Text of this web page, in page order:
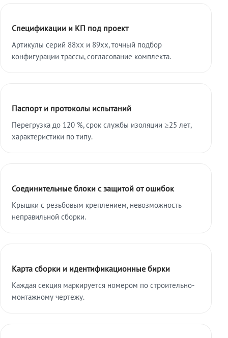
Спецификации и КП под проект
Артикулы серий 88xx и 89xx, точный подбор
конфигурации трассы, согласование комплекта.
Паспорт и протоколы испытаний
Перегрузка до 120 %, срок службы изоляции ≥25 лет,
характеристики по типу.
Соединительные блоки с защитой от ошибок
Крышки с резьбовым креплением, невозможность
неправильной сборки.
Карта сборки и идентификационные бирки
Каждая секция маркируется номером по строительно-
монтажному чертежу.